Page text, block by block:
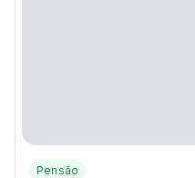
Pensão